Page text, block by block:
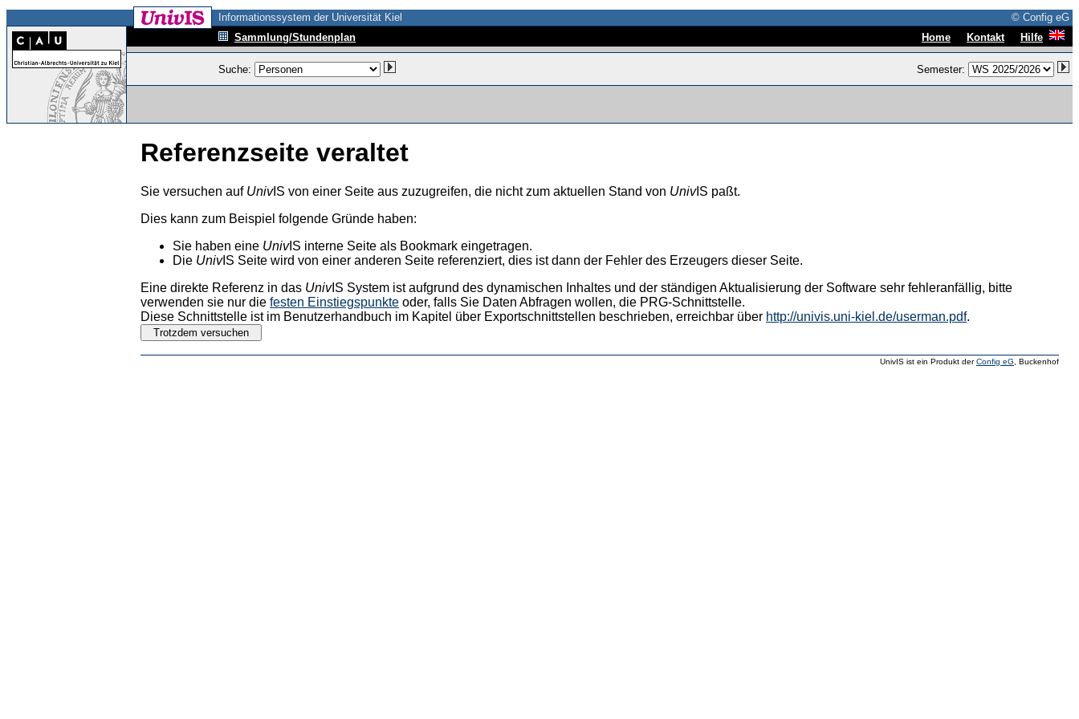
Informationssystem der Universität Kiel
© Config eG
Sammlung/Stundenplan
Home Kontakt Hilfe
Suche: Semester:
Referenzseite veraltet
Sie versuchen auf UnivIS von einer Seite aus zuzugreifen, die nicht zum aktuellen Stand von UnivIS paßt.
Dies kann zum Beispiel folgende Gründe haben:
Sie haben eine UnivIS interne Seite als Bookmark eingetragen.
Die UnivIS Seite wird von einer anderen Seite referenziert, dies ist dann der Fehler des Erzeugers dieser Seite.
Eine direkte Referenz in das UnivIS System ist aufgrund des dynamischen Inhaltes und der ständigen Aktualisierung der Software sehr fehleranfällig, bitte
verwenden sie nur die festen Einstiegspunkte oder, falls Sie Daten Abfragen wollen, die PRG-Schnittstelle.
Diese Schnittstelle ist im Benutzerhandbuch im Kapitel über Exportschnittstellen beschrieben, erreichbar über http://univis.uni-kiel.de/userman.pdf.
UnivIS ist ein Produkt derConfig eG , Buckenhof